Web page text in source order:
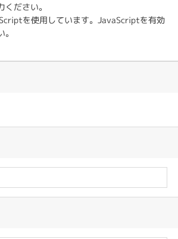
ださい。
を使用しています。JavaScriptを有効